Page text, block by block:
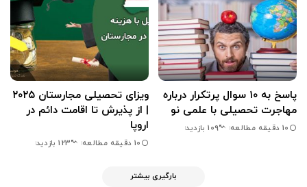
پاسخ به ۱۰ سوال پرتکرار درباره
مهاجرت تحصیلی با علمی نو
10 دقیقه مطالعه 109 بازدید
ویزای تحصیلی مجارستان ۲۰۲۵
| از پذیرش تا اقامت دائم در
اروپا
10 دقیقه مطالعه 123 بازدید
بارگیری بیشتر